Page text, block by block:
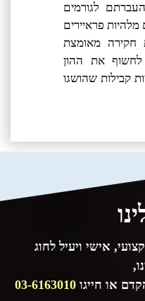
לגורמים
פראיירים
חקירה מאומצת
לחשוף את ההון
קבילות שהושגו
אישי ויעיל לחוג
או חייגו 03-6163010